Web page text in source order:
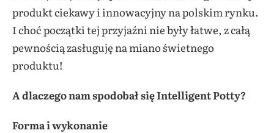
produkt ciekawy i innowacyjny na polskim rynku.
I choć początki tej przyjaźni nie były łatwe, z całą
pewnością zasługuję na miano świetnego
produktu!
A dlaczego nam spodobał się Intelligent Potty?
Forma i wykonanie